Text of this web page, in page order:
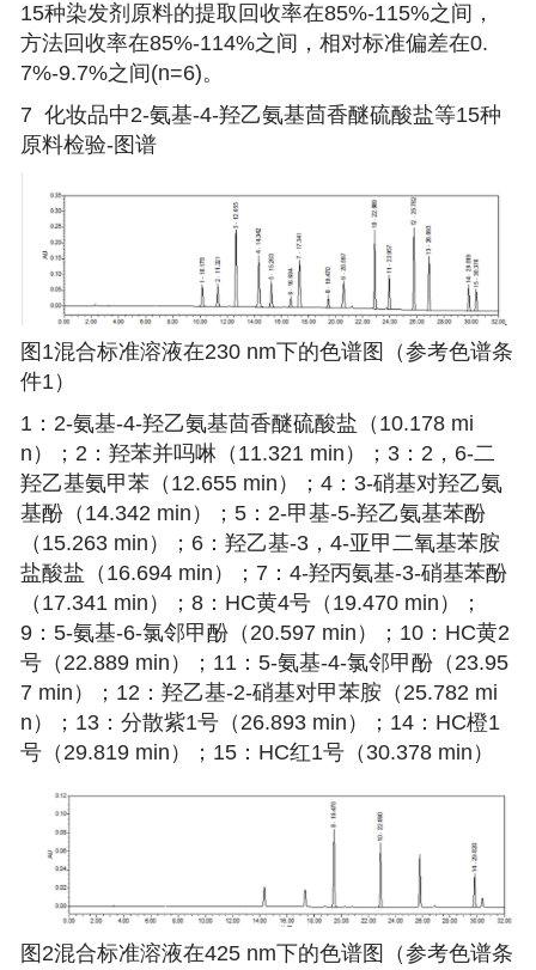
15种染发剂原料的提取回收率在85%-115%之间，
方法回收率在85%-114%之间，相对标准偏差在0.
7%-9.7%之间(n=6)。
7化妆品中2-氨基-4-羟乙氨基茴香醚硫酸盐等15种
原料检验-图谱
图1混合标准溶液在230 nm下的色谱图（参考色谱条
件1）
1：2-氨基-4-羟乙氨基茴香醚硫酸盐（10.178 mi
n）；2：羟苯并吗啉（11.321 min）；3：2，6-二
羟乙基氨甲苯（12.655 min）；4：3-硝基对羟乙氨
基酚（14.342 min）；5：2-甲基-5-羟乙氨基苯酚
（15.263 min）；6：羟乙基-3，4-亚甲二氧基苯胺
盐酸盐（16.694 min）；7：4-羟丙氨基-3-硝基苯酚
（17.341 min）；8：HC黄4号（19.470 min）；
9：5-氨基-6-氯邻甲酚（20.597 min）；10：HC黄2
号（22.889 min）；11：5-氨基-4-氯邻甲酚（23.95
7 min）；12：羟乙基-2-硝基对甲苯胺（25.782 mi
n）；13：分散紫1号（26.893 min）；14：HC橙1
号（29.819 min）；15：HC红1号（30.378 min）
图2混合标准溶液在425 nm下的色谱图（参考色谱条